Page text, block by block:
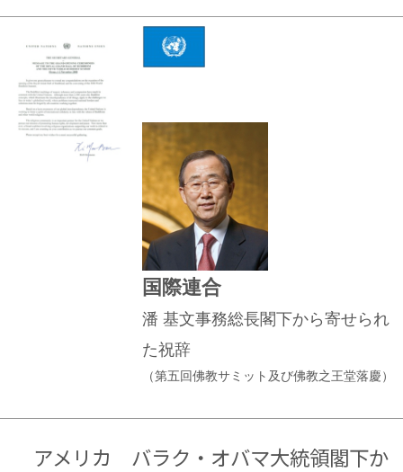
国際連合
潘 基文事務総長閣下から寄せられ
た祝辞
（第五回佛教サミット及び佛教之王堂落慶）
アメリカ バラク・オバマ大統領閣下か